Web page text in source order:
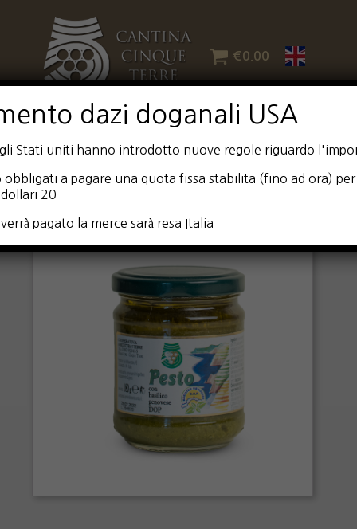
€0.00
dazi doganali USA
Stati uniti hanno introdotto nuove regole riguardo
obbligati a pagare una quota fissa stabilita (fino ad ora)
20
pagato la merce sarà resa Italia